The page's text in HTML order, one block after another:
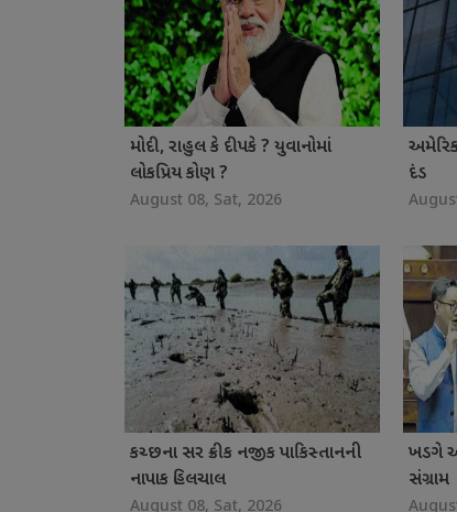
મોદી, રાહુલ કે દીપકે ? યુવાનોમાં
લોકપ્રિય કોણ ?
August 08, Sat, 2026
દંડ
કચ્છના સર ક્રીક નજીક પાકિસ્તાનની
નાપાક હિલચાલ
August 08, Sat, 2026
ખડગે
સંગ્રામ